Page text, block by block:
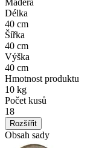
Madera
Délka
40 cm
Šířka
40 cm
Výška
40 cm
Hmotnost produktu
10 kg
Počet kusů
18
Rozšířit
Obsah sady